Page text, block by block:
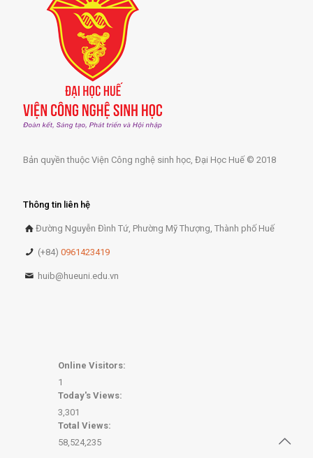
Bản quyền thuộc Viện Công nghệ sinh học, Đại Học Huế © 2018
Thông tin liên hệ
Đường Nguyễn Đình Tứ, Phường Mỹ Thượng, Thành phố Huế
(+84)0961423419
huib@hueuni.edu.vn
Online Visitors:
1
Today's Views:
3,301
Total Views:
58,524,235